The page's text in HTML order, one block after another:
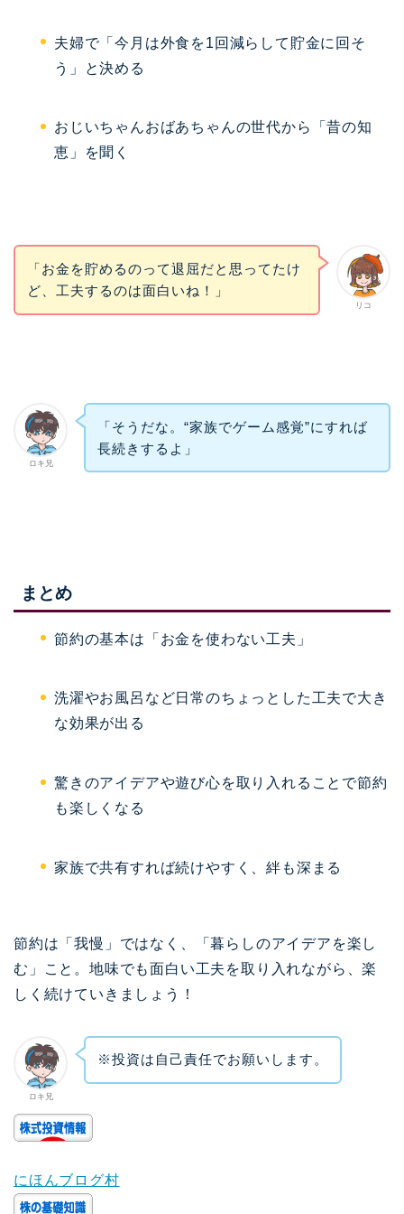
夫婦で「今月は外食を1回減らして貯金に回そ
う」と決める
おじいちゃんおばあちゃんの世代から「昔の知
恵」を聞く
リコ
「お金を貯めるのって退屈だと思ってたけ
ど、工夫するのは面白いね！」
ロキ兄
「そうだな。“家族でゲーム感覚”にすれば
長続きするよ」
まとめ
節約の基本は「お金を使わない工夫」
洗濯やお風呂など日常のちょっとした工夫で大き
な効果が出る
驚きのアイデアや遊び心を取り入れることで節約
も楽しくなる
家族で共有すれば続けやすく、絆も深まる
節約は「我慢」ではなく、「暮らしのアイデアを楽し
む」こと。地味でも面白い工夫を取り入れながら、楽
しく続けていきましょう！
ロキ兄
※投資は自己責任でお願いします。
にほんブログ村